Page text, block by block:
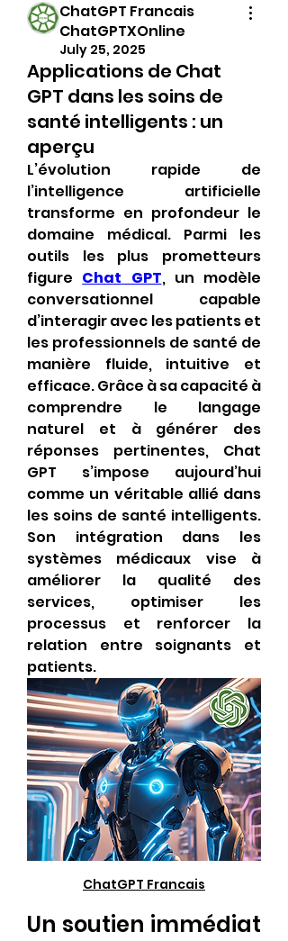
ChatGPT Francais
ChatGPTXOnline
July 25, 2025
Applications de Chat
GPT dans les soins de
santé intelligents : un
aperçu
L’évolution rapide de
l’intelligence artificielle
transforme en profondeur le
domaine médical. Parmi les
outils les plus prometteurs
figure Chat GPT, un modèle
conversationnel capable
d’interagir avec les patients et
les professionnels de santé de
manière fluide, intuitive et
efficace. Grâce à sa capacité à
comprendre le langage
naturel et à générer des
réponses pertinentes, Chat
GPT s’impose aujourd’hui
comme un véritable allié dans
les soins de santé intelligents.
Son intégration dans les
systèmes médicaux vise à
améliorer la qualité des
services, optimiser les
processus et renforcer la
relation entre soignants et
patients.
ChatGPT Francais
Un soutien immédiat